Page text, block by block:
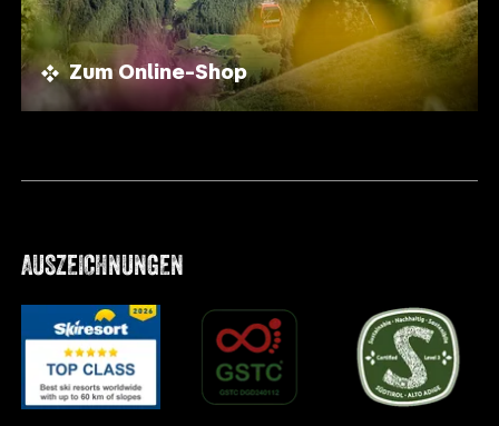
Zum Online-Shop
AUSZEICHNUNGEN